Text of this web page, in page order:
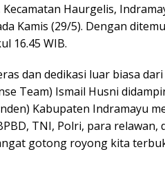
Haurgelis,
Kamis (29/5). Dengan
16.45 WIB.
dan dedikasi luar biasa
Team) Ismail Husni
Kabupaten Indramayu
TNI, Polri, para relawan,
gotong royong kita